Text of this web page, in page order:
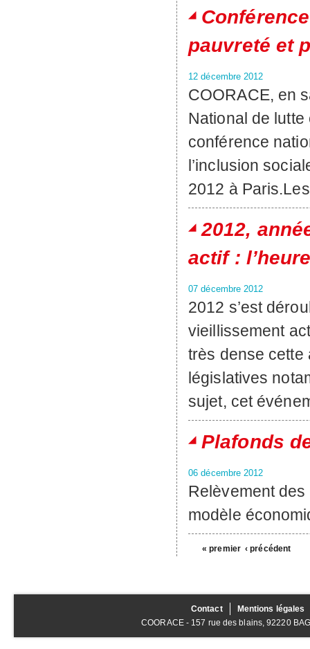
pauvreté et
12 décembre 2012
COORACE, en
National de
conférence
l’inclusion
2012 à
2012,
actif :
07 décembre 2012
2012 s’est
vieillissement
très dense cette
législatives
sujet, cet
Plafonds
06 décembre 2012
Relèvement
modèle
« premier ‹ précédent
Contact
Mentions légales
COORACE - 157 rue des blains, 92220